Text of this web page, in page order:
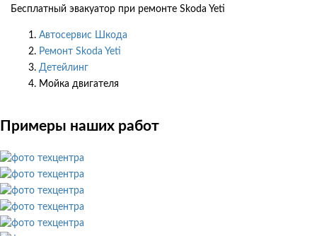
Бесплатный эвакуатор при ремонте Skoda Yeti
Автосервис Шкода
Ремонт Skoda Yeti
Детейлинг
Мойка двигателя
Примеры наших работ